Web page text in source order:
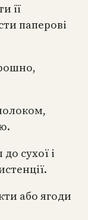
її
паперові
сухої і
або ягоди